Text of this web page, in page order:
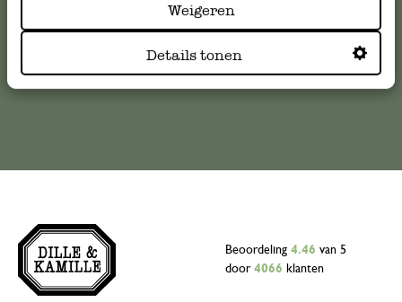
Weigeren
Details tonen
klantenservice@dille-kamille.com
Online Klantenservice
Beoordeling 4.46 van 5
door 4066 klanten